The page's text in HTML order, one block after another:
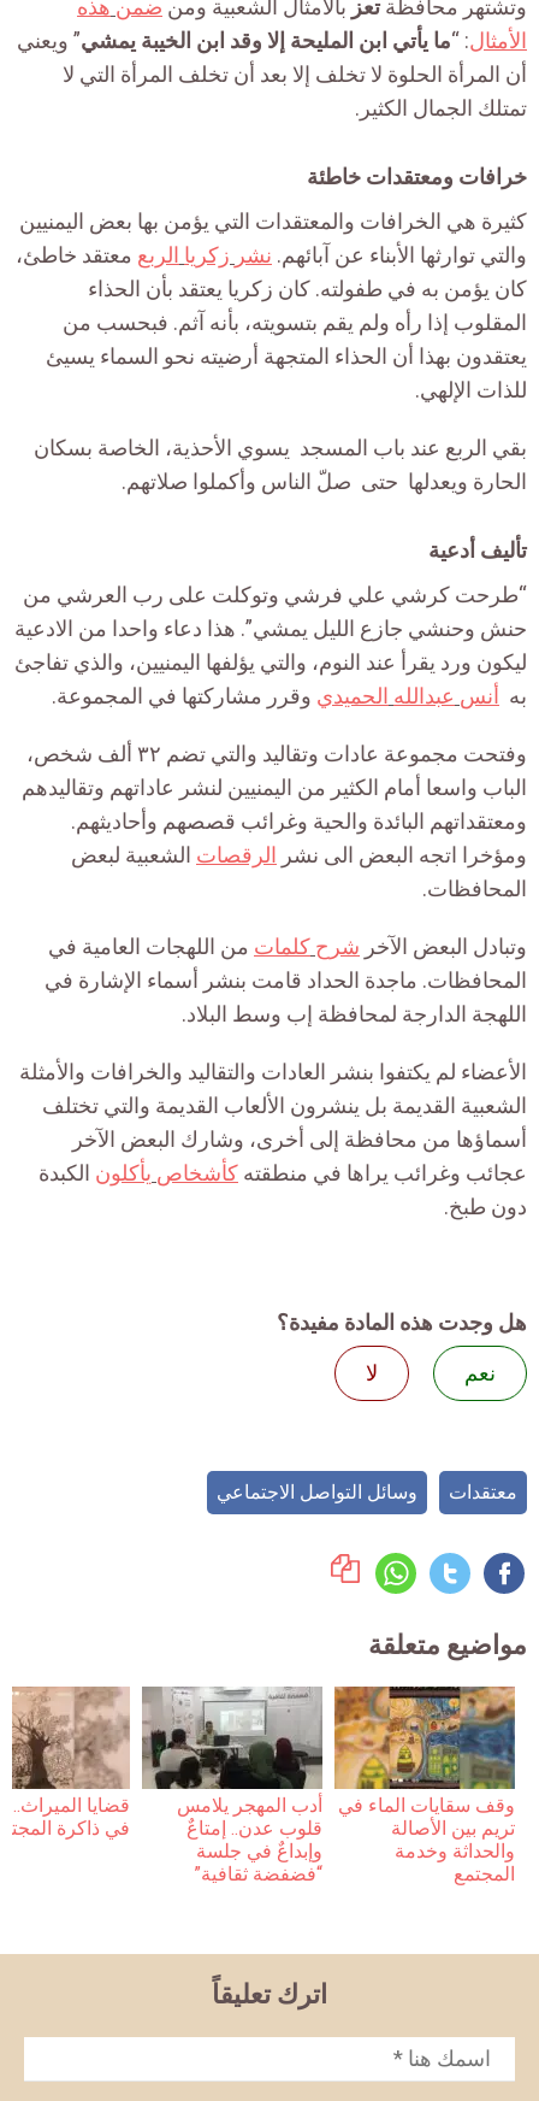
وتشتهر محافظةتعز بالأمثال الشعبية ومن ضمن هذه
الأمثال: “ما يأتي ابن المليحة إلا وقد ابن الخيبة يمشي” ويعني
أن المرأة الحلوة لا تخلف إلا بعد أن تخلف المرأة التي لا
تمتلك الجمال الكثير.
خرافات ومعتقدات خاطئة
كثيرة هي الخرافات والمعتقدات التي يؤمن بها بعض اليمنيين
والتي توارثها الأبناء عن آبائهم. نشر زكريا الربع معتقد خاطئ،
كان يؤمن به في طفولته. كان زكريا يعتقد بأن الحذاء
المقلوب إذا رأه ولم يقم بتسويته، بأنه آثم. فبحسب من
يعتقدون بهذا أن الحذاء المتجهة أرضيته نحو السماء يسيئ
للذات الإلهي.
بقي الربع عند باب المسجد يسوي الأحذية، الخاصة بسكان
الحارة ويعدلها حتى صلّ الناس وأكملوا صلاتهم.
تأليف أدعية
“طرحت كرشي علي فرشي وتوكلت على رب العرشي من
حنش وحنشي جازع الليل يمشي”. هذا دعاء واحدا من الادعية
ليكون ورد يقرأ عند النوم، والتي يؤلفها اليمنيين، والذي تفاجئ
به أنس عبدالله الحميدي وقرر مشاركتها في المجموعة.
وفتحت مجموعة عادات وتقاليد والتي تضم ٣٢ ألف شخص،
الباب واسعا أمام الكثير من اليمنيين لنشر عاداتهم وتقاليدهم
ومعتقداتهم البائدة والحية وغرائب قصصهم وأحاديثهم.
ومؤخرا اتجه البعض الى نشر الرقصات الشعبية لبعض
المحافظات.
وتبادل البعض الآخر شرح كلمات من اللهجات العامية في
المحافظات. ماجدة الحداد قامت بنشر أسماء الإشارة في
اللهجة الدارجة لمحافظة إب وسط البلاد.
الأعضاء لم يكتفوا بنشر العادات والتقاليد والخرافات والأمثلة
الشعبية القديمة بل ينشرون الألعاب القديمة والتي تختلف
أسماؤها من محافظة إلى أخرى، وشارك البعض الآخر
عجائب وغرائب يراها في منطقته كأشخاص يأكلون الكبدة
دون طبخ.
هل وجدت هذه المادة مفيدة؟
نعم
لا
معتقدات وسائل التواصل الاجتماعي
مواضيع متعلقة
وقف سقايات الماء في
تريم بين الأصالة
والحداثة وخدمة
المجتمع
أدب المهجر يلامس
قلوب عدن.. إمتاعٌ
وإبداعٌ في جلسة
“فضفضة ثقافية”
قضايا
في ذاكرة
اترك تعليقاً
الاسم *